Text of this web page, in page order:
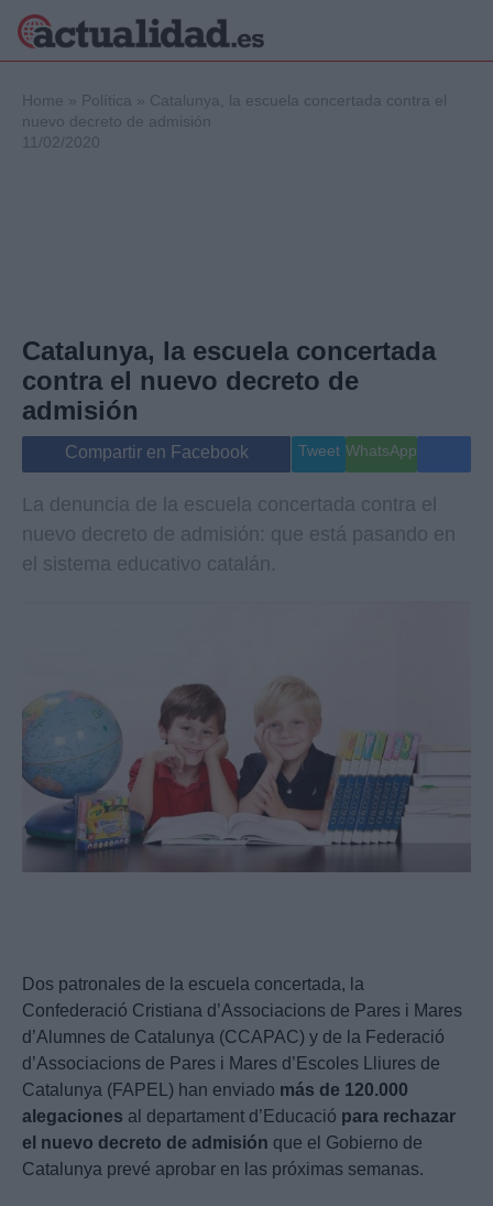
Internacional
Viajes
Gente
Musica
Home » Política » Catalunya, la escuela concertada contra el
nuevo decreto de admisión
11/02/2020
Catalunya, la escuela concertada
contra el nuevo decreto de
admisión
Compartir en Facebook Tweet WhatsApp
La denuncia de la escuela concertada contra el
nuevo decreto de admisión: que está pasando en
el sistema educativo catalán.
Dos patronales de la escuela concertada, la
Confederació Cristiana d’Associacions de Pares i Mares
d’Alumnes de Catalunya (CCAPAC) y de la Federació
d’Associacions de Pares i Mares d’Escoles Lliures de
Catalunya (FAPEL) han enviado más de 120.000
alegaciones al departament d’Educació para rechazar
el nuevo decreto de admisión que el Gobierno de
Catalunya prevé aprobar en las próximas semanas.